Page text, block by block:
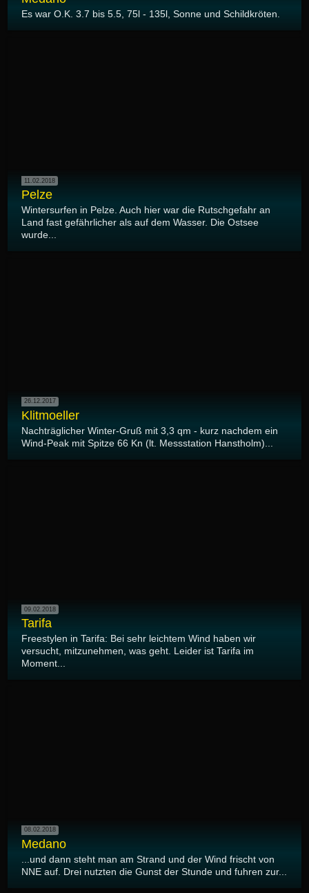
Es war O.K. 3.7 bis 5.5, 75l - 135l, Sonne und Schildkröten.
11.02.2018
Pelze
Wintersurfen in Pelze. Auch hier war die Rutschgefahr an
Land fast gefährlicher als auf dem Wasser. Die Ostsee
wurde...
26.12.2017
Klitmoeller
Nachträglicher Winter-Gruß mit 3,3 qm - kurz nachdem ein
Wind-Peak mit Spitze 66 Kn (lt. Messstation Hanstholm)...
09.02.2018
Tarifa
Freestylen in Tarifa: Bei sehr leichtem Wind haben wir
versucht, mitzunehmen, was geht. Leider ist Tarifa im
Moment...
08.02.2018
Medano
...und dann steht man am Strand und der Wind frischt von
NNE auf. Drei nutzten die Gunst der Stunde und fuhren zur...